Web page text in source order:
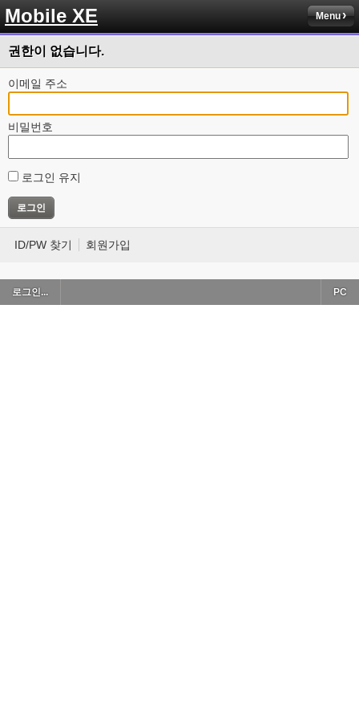
Mobile XE Menu
권한이 없습니다.
이메일 주소
비밀번호
로그인 유지
ID/PW 찾기 회원가입
로그인... PC